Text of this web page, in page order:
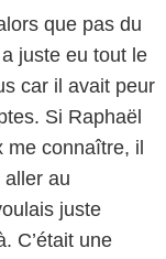
que pas du
juste eu tout le
car il avait peur
Si Raphaël
me connaître, il
au
juste
C’était une